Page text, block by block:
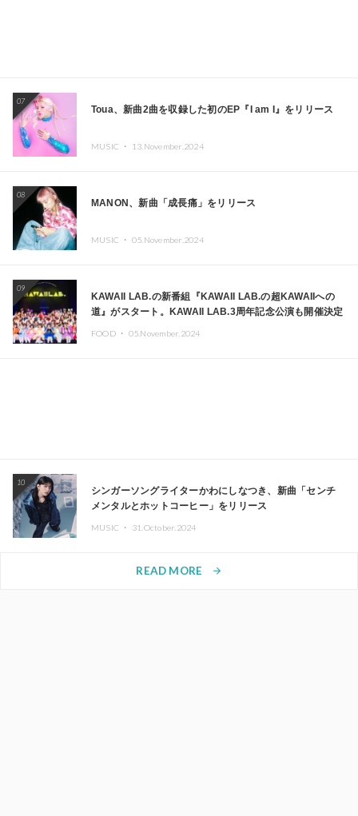
07
Toua、新曲2曲を収録した初のEP『I am I』をリリース
MUSIC ・ 13.November.2024
08
MANON、新曲「成長痛」をリリース
MUSIC ・ 05.November.2024
09
KAWAII LAB.の新番組『KAWAII LAB.の超KAWAIIへの
道』がスタート。KAWAII LAB.3周年記念公演も開催決定
FOOD ・ 05.November.2024
10
シンガーソングライターかわにしなつき、新曲「センチ
メンタルとホットコーヒー」をリリース
MUSIC ・ 31.October.2024
READ MORE arrow_forward